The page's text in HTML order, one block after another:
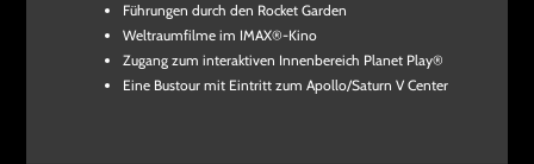
Führungen durch den Rocket Garden
Weltraumfilme im IMAX®-Kino
Zugang zum interaktiven Innenbereich Planet Play®
Eine Bustour mit Eintritt zum Apollo/Saturn V Center